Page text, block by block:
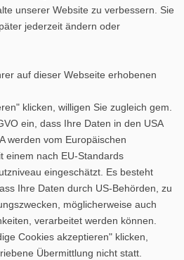
unserer Website zu verbessern. Sie
jederzeit ändern oder
auf dieser Webseite erhobenen
klicken, willigen Sie zugleich gem.
ein, dass Ihre Daten in den USA
werden vom Europäischen
einem nach EU-Standards
eingeschätzt. Es besteht
Ihre Daten durch US-Behörden, zu
möglicherweise auch
verarbeitet werden können.
Cookies akzeptieren" klicken,
Übermittlung nicht statt.